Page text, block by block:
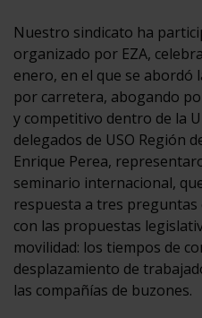
Nuestro sindicato ha
organizado por EZA,
enero, en el que se
por carretera, abogando
y competitivo dentro de la
delegados de USO Región
Enrique Perea,
seminario internacional,
respuesta a tres preguntas
con las propuestas
movilidad: los tiempos de
desplazamiento de
las compañías de buzones.